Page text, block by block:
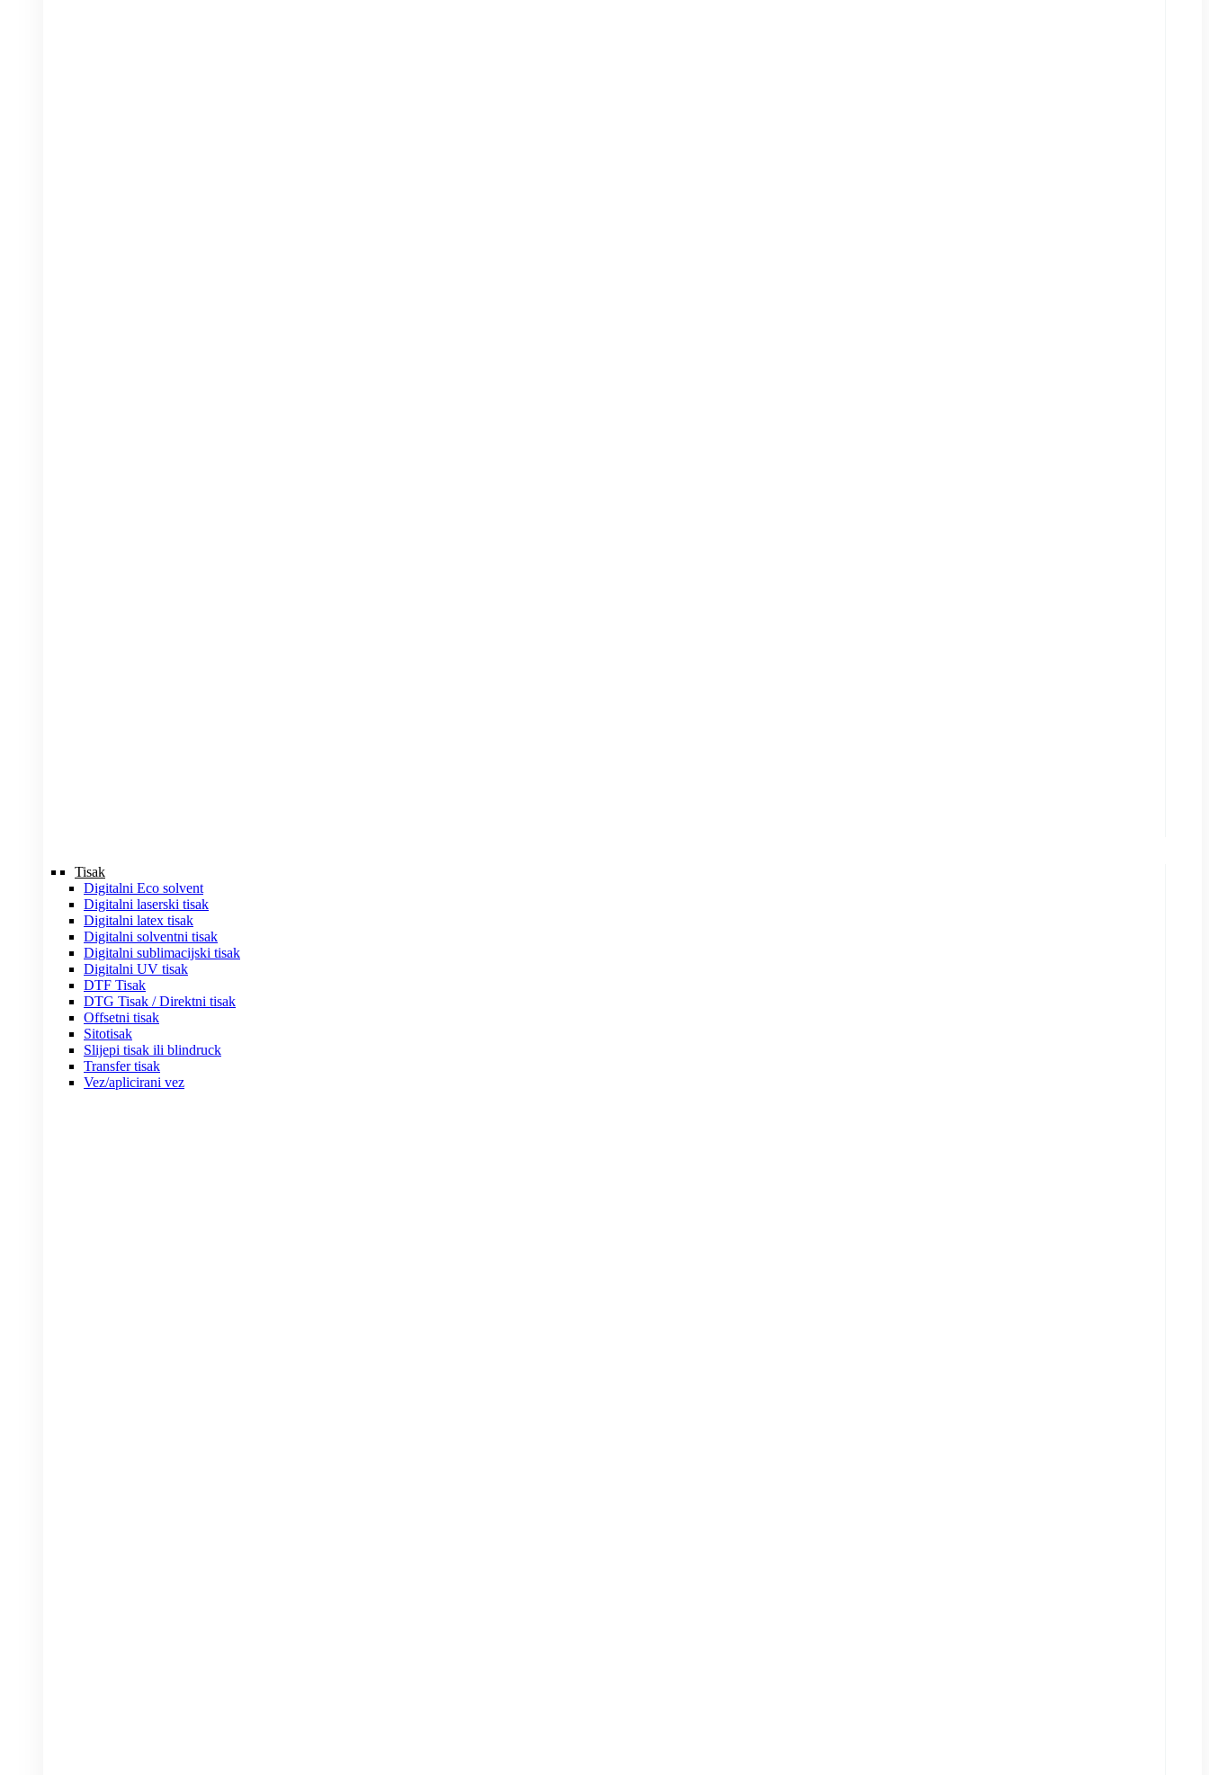
Tisak
Digitalni Eco solvent
Digitalni laserski tisak
Digitalni latex tisak
Digitalni solventni tisak
Digitalni sublimacijski tisak
Digitalni UV tisak
DTF Tisak
DTG Tisak / Direktni tisak
Offsetni tisak
Sitotisak
Slijepi tisak ili blindruck
Transfer tisak
Vez/aplicirani vez